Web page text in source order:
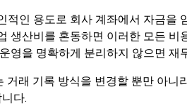
적인 용도로 회사 계좌에서 자금을
생산비를 혼동하면 이러한 모든
영을 명확하게 분리하지 않으면
거래 기록 방식을 변경할 뿐만 아
다.